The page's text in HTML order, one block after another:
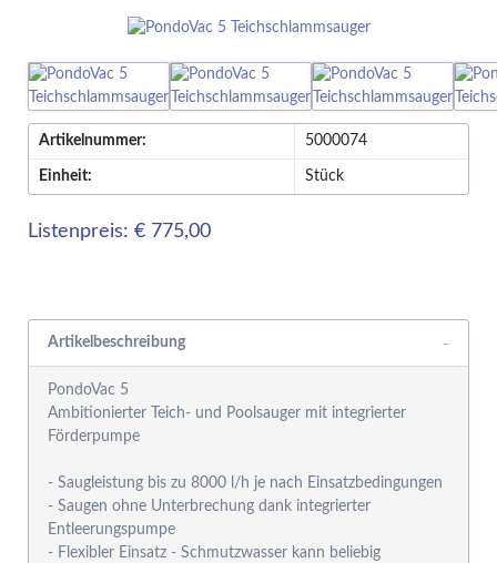
Artikelnummer: 5000074
Einheit: Stück
Listenpreis: € 775,00
Artikelbeschreibung
PondoVac 5
Ambitionierter Teich- und Poolsauger mit integrierter
Förderpumpe
- Saugleistung bis zu 8000 l/h je nach Einsatzbedingungen
- Saugen ohne Unterbrechung dank integrierter
Entleerungspumpe
- Flexibler Einsatz - Schmutzwasser kann beliebig